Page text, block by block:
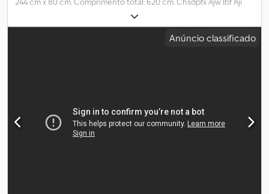
Aja Hiab 166 E-3 DUO 2 x estabilizadores. 3 x extensão hidráulica.
5.ª + 6.ª função (Rotator-Gráfico) = Mais informações = Guindaste:
Hiab Número do modelo: CONTAINER + GUINDASTE HIAB 166
Anúncio classificado